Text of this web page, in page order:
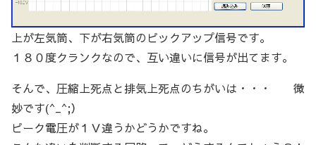
上が左気筒、下が右気筒のピックアップ信号です。
１８０度クランクなので、互い違いに信号が出てます。
そんで、圧縮上死点と排気上死点のちがいは・・・ 微
妙です(^_^;）
ピーク電圧が１Ｖ違うかどうかですね。